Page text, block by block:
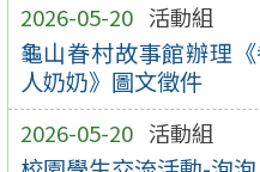
2026-05-20 活動組
龜山眷村故事館辦理
人奶奶》圖文徵件
2026-05-20 活動組